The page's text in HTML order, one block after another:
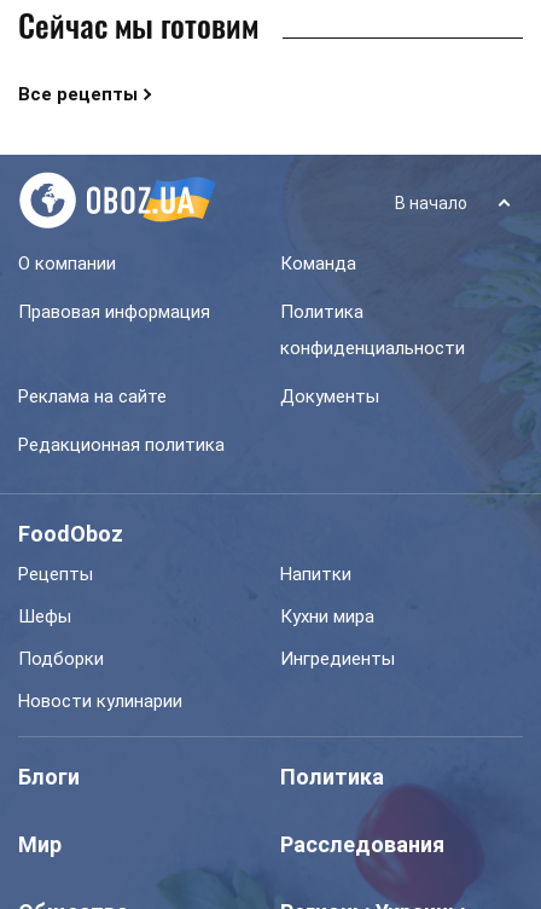
Сейчас мы готовим
Все рецепты
В начало
О компании Команда
Правовая информация
Политика
конфиденциальности
Реклама на сайте Документы
Редакционная политика
FoodOboz
Рецепты
Напитки
Шефы
Кухни мира
Подборки
Ингредиенты
Новости кулинарии
Блоги Политика
Мир Расследования